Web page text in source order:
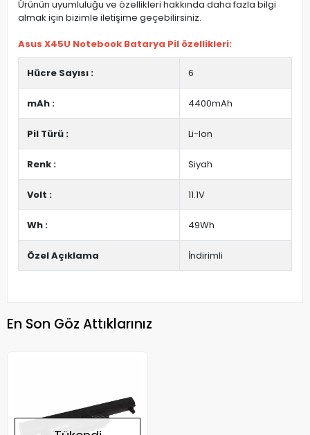
Ürünün uyumluluğu ve özellikleri hakkında daha fazla bilgi
almak için bizimle iletişime geçebilirsiniz.
Asus X45U Notebook Batarya Pil özellikleri:
Hücre Sayısı : 6
mAh : 4400mAh
Pil Türü : Li-Ion
Renk : Siyah
Volt : 11.1V
Wh : 49Wh
Özel Açıklama İndirimli
En Son Göz Attıklarınız